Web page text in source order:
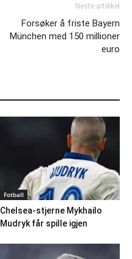
Neste artikkel
Forsøker å friste Bayern
München med 150 millioner
euro
Fotball
Chelsea-stjerne Mykhailo
Mudryk får spille igjen